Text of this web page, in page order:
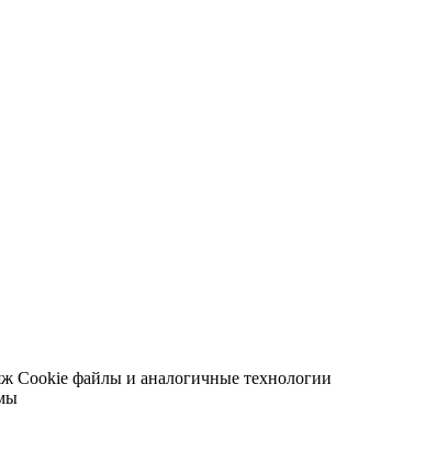
Cookie файлы и аналогичные технологии